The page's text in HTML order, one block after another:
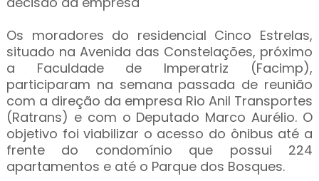
Os moradores do residencial Cinco Estrelas,
situado na Avenida das Constelações, próximo
a Faculdade de Imperatriz (Facimp),
participaram na semana passada de reunião
com a direção da empresa Rio Anil Transportes
(Ratrans) e com o Deputado Marco Aurélio. O
objetivo foi viabilizar o acesso do ônibus até a
frente do condomínio que possui 224
apartamentos e até o Parque dos Bosques.